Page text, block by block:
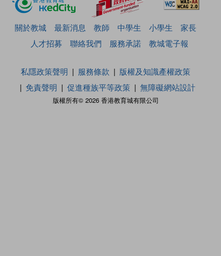
關於教城 最新消息 教師 中學生 小學生
家長
人才招募
聯絡我們 服務承諾 教城電子報
版權所有© 2026 香港教育城有限公司
私隱政策聲明 服務條款
版權及知識產權政策
免責聲明
促進種族平等政策 無障礙網站設計